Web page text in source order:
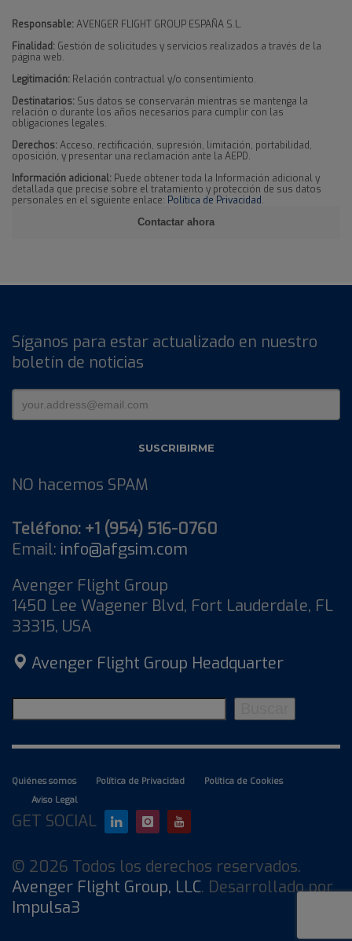
Responsable:AVENGER FLIGHT GROUP ESPAÑA S.L.
Finalidad: Gestión de solicitudes y servicios realizados a través de la
página web.
Legitimación: Relación contractual y/o consentimiento.
Destinatarios: Sus datos se conservarán mientras se mantenga la
relación o durante los años necesarios para cumplir con las
obligaciones legales.
Derechos:Acceso, rectificación, supresión, limitación, portabilidad,
oposición, y presentar una reclamación ante la AEPD.
Información adicional: Puede obtener toda la Información adicional y
detallada que precise sobre el tratamiento y protección de sus datos
personales en el siguiente enlace: Política de Privacidad.
Síganos para estar actualizado en nuestro
boletín de noticias
NO hacemos SPAM
Teléfono: +1 (954) 516-0760
Email: info@afgsim.com
Avenger Flight Group
1450 Lee Wagener Blvd, Fort Lauderdale, FL
33315, USA
Avenger Flight Group Headquarter
Quiénes somos Política de Privacidad
Política de Cookies
Aviso Legal
GET SOCIAL
© 2026 Todos los derechos reservados.
Avenger Flight Group, LLC. Desarrollado por
Impulsa3